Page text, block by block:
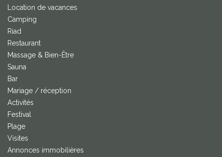
Location de vacances
Camping
Riad
Restaurant
Massage & Bien-Être
Sauna
Bar
Mariage / réception
Activités
Festival
Plage
Visites
Annonces immobilières